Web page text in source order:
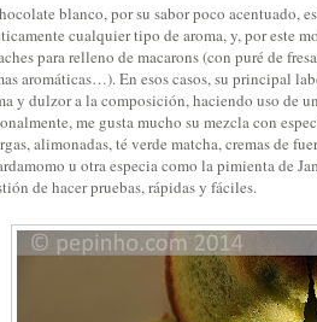
blanco, por su sabor poco acentuado,
cualquier tipo de aroma, y, por este
para relleno de macarons (con puré de
aromáticas…). En esos casos, su principal
y dulzor a la composición, haciendo uso de
me gusta mucho su mezcla con
alimonadas, té verde matcha, cremas de
u otra especia como la pimienta de
de hacer pruebas, rápidas y fáciles.